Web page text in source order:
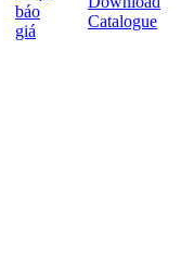
báo
giá
Catalogue